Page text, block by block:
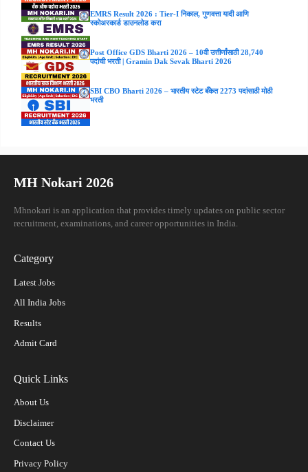
EMRS Result 2026 : Tier-I निकाल, गुणवत्ता यादी आणि
स्कोअरकार्ड डाउनलोड करा
Post Office GDS Bharti 2026 – 10वी उत्तीर्णांसाठी 28,740
पदांची भरती | Gramin Dak Sevak Bharti 2026
SBI CBO Bharti 2026 – भारतीय स्टेट बँकेत 2273 पदांसाठी मोठी
भरती
MH Nokari 2026
Mhnokari is an application that provides timely updates on public sector
recruitment, examinations, and career opportunities in India.
Category
Latest Jobs
All India Jobs
Results
Admit Card
Quick Links
About Us
Disclaimer
Contact Us
Privacy Policy